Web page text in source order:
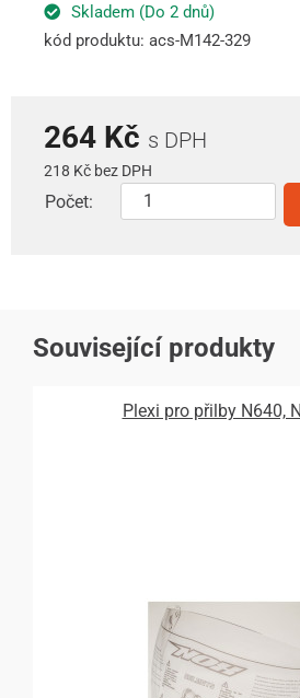
Skladem (Do 2 dnů)
kód produktu: acs-M142-329
264 Kč s DPH
218 Kč bez DPH
Počet:
Související produkty
Plexi pro přilby N640,